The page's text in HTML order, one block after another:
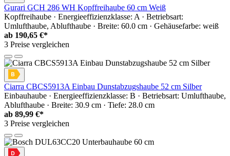
Gurari GCH 286 WH Kopffreihaube 60 cm Weiß
Kopffreihaube · Energieeffizienzklasse: A · Betriebsart:
Umlufthaube, Ablufthaube · Breite: 60.0 cm · Gehäusefarbe: weiß
ab 190,65 €*
3 Preise vergleichen
Ciarra CBCS5913A Einbau Dunstabzugshaube 52 cm Silber
Einbauhaube · Energieeffizienzklasse: B · Betriebsart: Umlufthaube,
Ablufthaube · Breite: 30.9 cm · Tiefe: 28.0 cm
ab 89,99 €*
3 Preise vergleichen